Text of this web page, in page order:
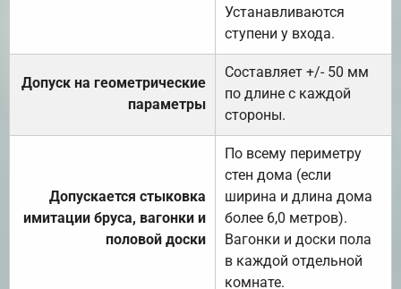
Устанавливаются
ступени у входа.
Допуск на геометрические
параметры
Составляет +/- 50 мм
по длине с каждой
стороны.
Допускается стыковка
имитации бруса, вагонки и
половой доски
По всему периметру
стен дома (если
ширина и длина дома
более 6,0 метров).
Вагонки и доски пола
в каждой отдельной
комнате.